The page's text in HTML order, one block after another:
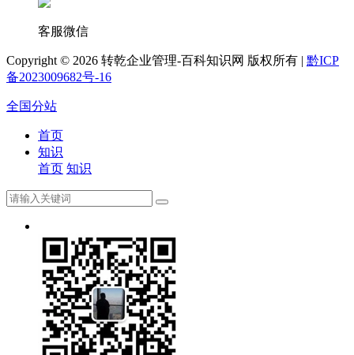
客服微信
Copyright © 2026 转乾企业管理-百科知识网 版权所有 | 黔ICP
备2023009682号-16
全国分站
首页
知识
首页 知识